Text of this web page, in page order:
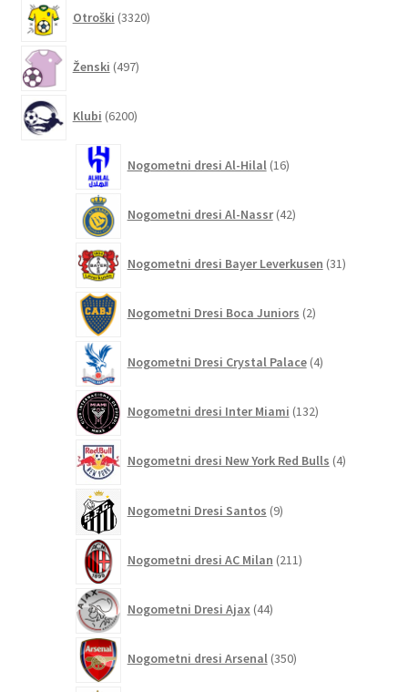
Otroški 3320izdelkov
Ženski 497izdelkov
Klubi 6200izdelkov
Nogometni dresi Al-Hilal 16izdelkov
Nogometni dresi Al-Nassr 42izdelkov
Nogometni dresi Bayer Leverkusen 31izdelkov
Nogometni Dresi Boca Juniors 2izdelka
Nogometni Dresi Crystal Palace 4izdelki
Nogometni dresi Inter Miami 132izdelkov
Nogometni dresi New York Red Bulls 4izdelki
Nogometni Dresi Santos 9izdelkov
Nogometni dresi AC Milan 211izdelkov
Nogometni Dresi Ajax 44izdelkov
Nogometni dresi Arsenal 350izdelkov